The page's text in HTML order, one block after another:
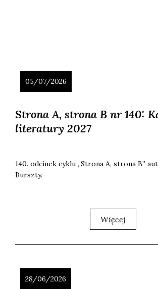
05/07/2026
Strona A, strona B nr 140:
literatury 2027
140. odci­nek cyklu „Stro­na A, stro­na B”
Bursz­ty.
Więcej
28/06/2026